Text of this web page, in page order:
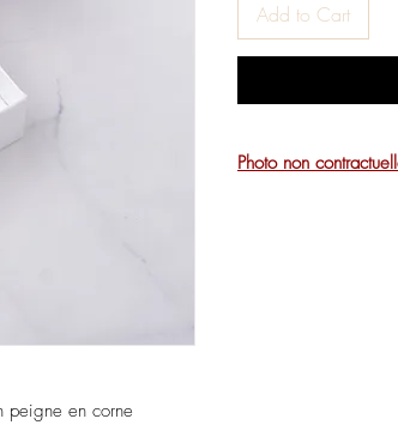
peigne en corne
Add to Cart
Photo non